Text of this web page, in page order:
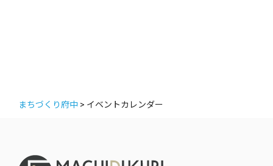
まちづくり府中 > イベントカレンダー